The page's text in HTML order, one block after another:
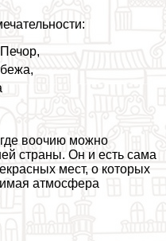
Печор,
,
воочию можно
страны. Он и есть сама
мест, о которых
атмосфера